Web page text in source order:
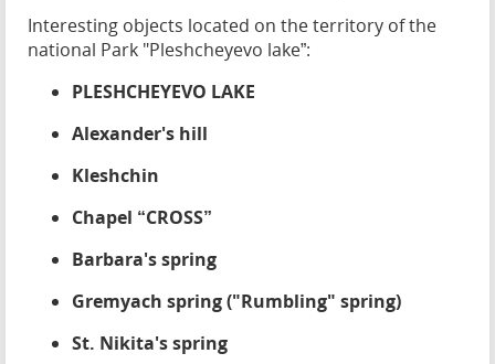
Interesting objects located on the territory of the
national Park "Pleshcheyevo lake”:
PLESHCHEYEVO LAKE
Alexander's hill
Kleshchin
Chapel “CROSS”
Barbara's spring
Gremyach spring ("Rumbling" spring)
St. Nikita's spring